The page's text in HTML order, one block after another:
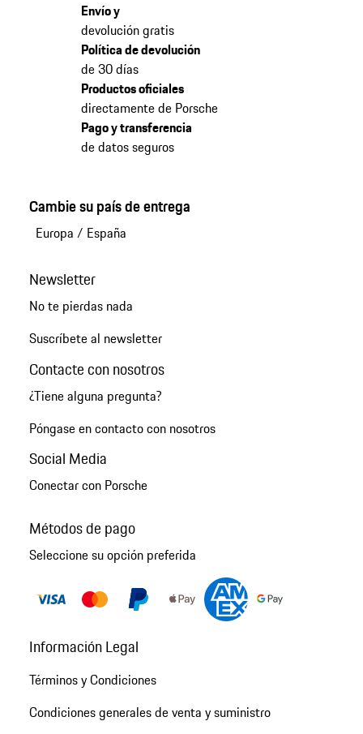
Envío y
devolución gratis
Política de devolución
de 30 días
Productos oficiales
directamente de Porsche
Pago y transferencia
de datos seguros
Cambie su país de entrega
Europa / España
Newsletter
No te pierdas nada
Suscríbete al newsletter
Contacte con nosotros
¿Tiene alguna pregunta?
Póngase en contacto con nosotros
Social Media
Conectar con Porsche
Métodos de pago
Seleccione su opción preferida
Información Legal
Términos y Condiciones
Condiciones generales de venta y suministro